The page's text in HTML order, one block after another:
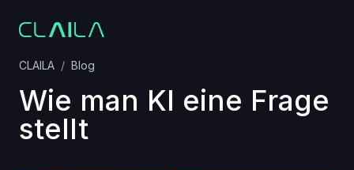
CLAILA Blog
Wie man KI eine Frage
stellt